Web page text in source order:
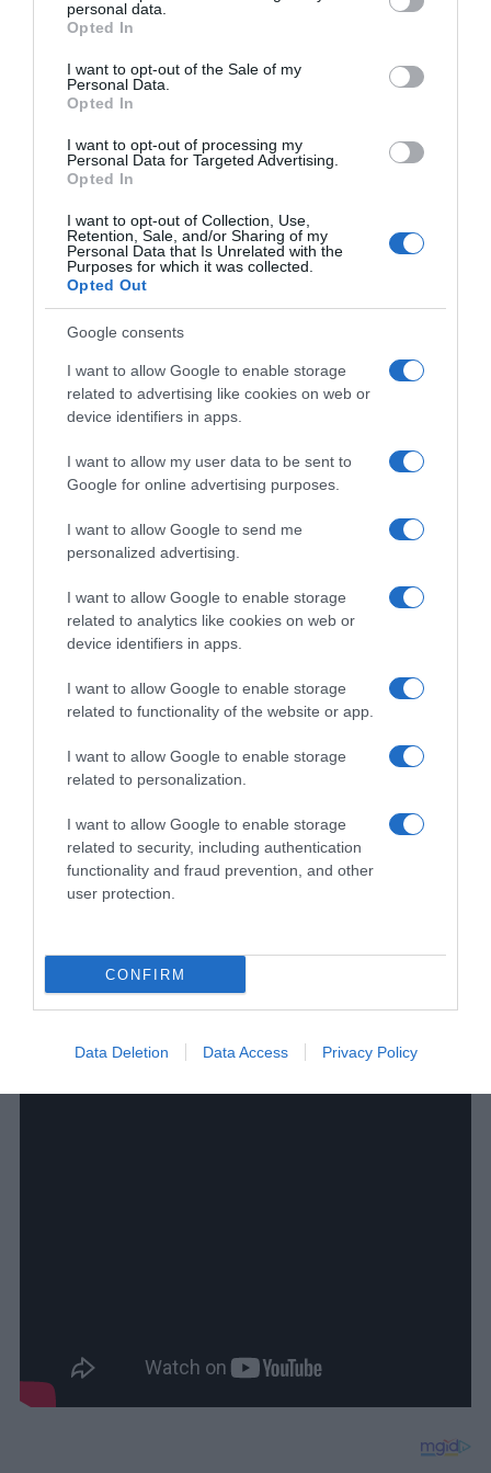
grant or deny consent to Google and its third-party tags to
use your data for below specified purposes in below Google
consent section.
personal data.
Opted In
I want to opt-out of the Sale of my
Personal Data.
Opted In
I want to opt-out of processing my
Personal Data for Targeted Advertising.
Opted In
I want to opt-out of Collection, Use,
Retention, Sale, and/or Sharing of my
Personal Data that Is Unrelated with the
Purposes for which it was collected.
Opted Out
Google consents
I want to allow Google to enable storage
related to advertising like cookies on web or
device identifiers in apps.
I want to allow my user data to be sent to
Google for online advertising purposes.
I want to allow Google to send me
personalized advertising.
I want to allow Google to enable storage
related to analytics like cookies on web or
device identifiers in apps.
I want to allow Google to enable storage
related to functionality of the website or app.
I want to allow Google to enable storage
related to personalization.
I want to allow Google to enable storage
related to security, including authentication
functionality and fraud prevention, and other
user protection.
CONFIRM
Data Deletion Data Access Privacy Policy
Nakon toga preko sira pažljivo prelijte preostalu smjesu od jaja.
Vodite računa da se ravnomjerno rasporedi po cijeloj površini. Po
vrhu pospite sezamom, biberom i začinskim biljem ako ih
koristite.
Pitu vratite u pećnicu i nastavite peći još oko 20 minuta, odnosno
dok ne dobije lijepu zlatnu boju. Rubovi bi trebali biti lagano
PosluživanjeNakon pečenja ostavite pitu desetak minuta da se
malo prohladi. Zatim je pažljivo izvadite iz pleha, narežite na
komade i poslužite. Najukusnija je dok je još topla, ali jednako
dobro prija i kada se potpuno ohladi. Možete je servirati uz jogurt,
Savjet za još bolji ukusPo želji u smjesu možete dodati sitno
sjeckani peršun, mladi luk, špinat ili malo šunke. Na taj način svaki
put možete dobiti novu verziju ovog jednostavnog jela i prilagoditi
ga ukusu svoje porodice.
ZaključakLijena pita sa sirom idealan je recept za dane kada
želite pripremiti nešto ukusno bez puno truda. Bez razvlačenja
tijesta i komplikovanih koraka, za kratko vrijeme dobićete
mekano i mirisno jelo koje će rado jesti i odrasli i djeca.